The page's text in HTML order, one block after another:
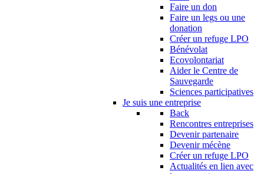
Faire un don
Faire un legs ou une
donation
Créer un refuge LPO
Bénévolat
Ecovolontariat
Aider le Centre de
Sauvegarde
Sciences participatives
Je suis une entreprise
Back
Rencontres entreprises
Devenir partenaire
Devenir mécène
Créer un refuge LPO
Actualités en lien avec